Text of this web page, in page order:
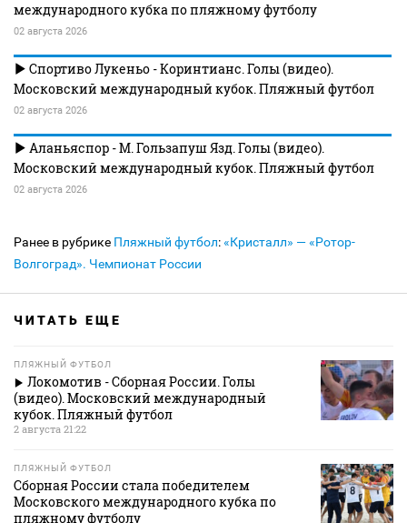
международного кубка по пляжному футболу
02 августа 2026
Спортиво Лукеньо - Коринтианс. Голы (видео).
Московский международный кубок. Пляжный футбол
02 августа 2026
Аланьяспор - М. Гользапуш Язд. Голы (видео).
Московский международный кубок. Пляжный футбол
02 августа 2026
Ранее в рубрике Пляжный футбол:«Кристалл» — «Ротор-
Волгоград». Чемпионат России
ЧИТАТЬ ЕЩЕ
ПЛЯЖНЫЙ ФУТБОЛ
Локомотив - Сборная России. Голы
(видео). Московский международный
кубок. Пляжный футбол
2 августа 21:22
ПЛЯЖНЫЙ ФУТБОЛ
Сборная России стала победителем
Московского международного кубка по
пляжному футболу